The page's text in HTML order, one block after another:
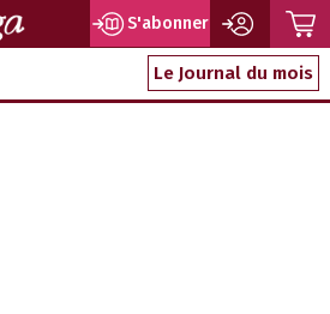
S'abonner
Le Journal du mois